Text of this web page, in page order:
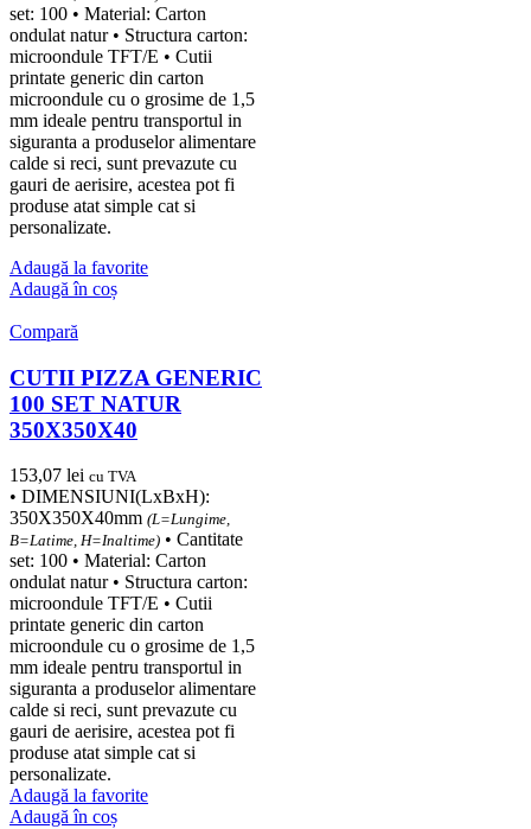
set: 100 • Material: Carton
ondulat natur • Structura carton:
microondule TFT/E • Cutii
printate generic din carton
microondule cu o grosime de 1,5
mm ideale pentru transportul in
siguranta a produselor alimentare
calde si reci, sunt prevazute cu
gauri de aerisire, acestea pot fi
produse atat simple cat si
personalizate.
Adaugă la favorite
Adaugă în coș
Compară
CUTII PIZZA GENERIC
100 SET NATUR
350X350X40
153,07 lei cu TVA
• DIMENSIUNI(LxBxH):
350X350X40mm (L=Lungime,
B=Latime, H=Inaltime) • Cantitate
set: 100 • Material: Carton
ondulat natur • Structura carton:
microondule TFT/E • Cutii
printate generic din carton
microondule cu o grosime de 1,5
mm ideale pentru transportul in
siguranta a produselor alimentare
calde si reci, sunt prevazute cu
gauri de aerisire, acestea pot fi
produse atat simple cat si
personalizate.
Adaugă la favorite
Adaugă în coș